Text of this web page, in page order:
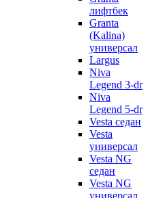
лифтбек
Granta
(Kalina)
универсал
Largus
Niva
Legend 3-dr
Niva
Legend 5-dr
Vesta седан
Vesta
универсал
Vesta NG
седан
Vesta NG
универсал